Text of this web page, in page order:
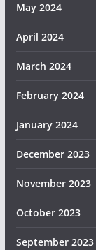
May 2024
April 2024
March 2024
February 2024
January 2024
December 2023
November 2023
October 2023
September 2023